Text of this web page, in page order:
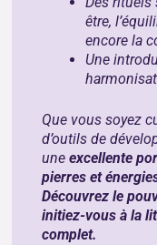
être,
encore la
Une
Que vous soyez
d’outils de
uneexcellente
pierres et
Découvrez le
initiez-vous à la
complet.